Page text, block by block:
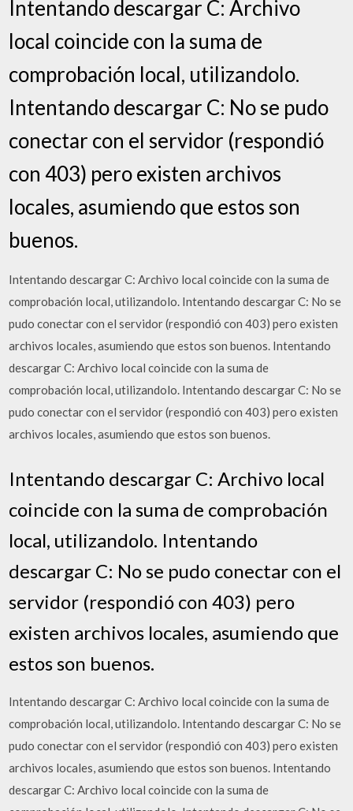
Intentando descargar C: Archivo
local coincide con la suma de
comprobación local, utilizandolo.
Intentando descargar C: No se pudo
conectar con el servidor (respondió
con 403) pero existen archivos
locales, asumiendo que estos son
buenos.
Intentando descargar C: Archivo local coincide con la suma de
comprobación local, utilizandolo. Intentando descargar C: No se
pudo conectar con el servidor (respondió con 403) pero existen
archivos locales, asumiendo que estos son buenos. Intentando
descargar C: Archivo local coincide con la suma de
comprobación local, utilizandolo. Intentando descargar C: No se
pudo conectar con el servidor (respondió con 403) pero existen
archivos locales, asumiendo que estos son buenos.
Intentando descargar C: Archivo local
coincide con la suma de comprobación
local, utilizandolo. Intentando
descargar C: No se pudo conectar con el
servidor (respondió con 403) pero
existen archivos locales, asumiendo que
estos son buenos.
Intentando descargar C: Archivo local coincide con la suma de
comprobación local, utilizandolo. Intentando descargar C: No se
pudo conectar con el servidor (respondió con 403) pero existen
archivos locales, asumiendo que estos son buenos. Intentando
descargar C: Archivo local coincide con la suma de